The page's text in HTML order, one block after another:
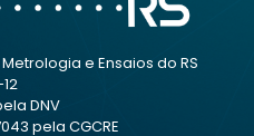
e Ensaios do RS
DNV
pela CGCRE